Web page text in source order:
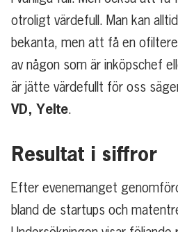
otroligt värdefull. Man kan
bekanta, men att få en
av någon som är inköpschef
är jätte värdefullt för oss
VD, Yelte.
Resultat i siffror
Efter evenemanget
bland de startups och